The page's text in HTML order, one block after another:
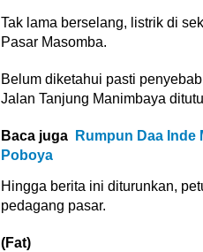
Tak lama berselang, listrik di
Pasar Masomba.
Belum diketahui pasti
Jalan Tanjung Manimbaya
Baca juga
Rumpun Daa
Poboya
Hingga berita ini diturunkan,
pedagang pasar.
(Fat)